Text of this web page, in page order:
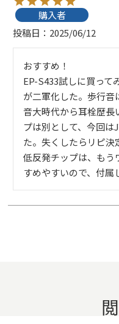
購入者
投稿日
2025/06/12
おすすめ！
EP-S433試しに買って
が二軍化した。歩行音
音大時代から耳栓歴長
プは別として、今回は
た。失くしたらリピ決
低反発チップは、も
すめやすいので、付属